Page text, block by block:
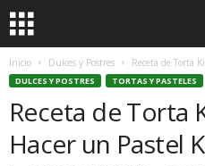
Inicio Dulces y Postres Receta de Torta
DULCES Y POSTRES TORTAS Y PASTELES
Receta de Torta
Hacer un Pastel